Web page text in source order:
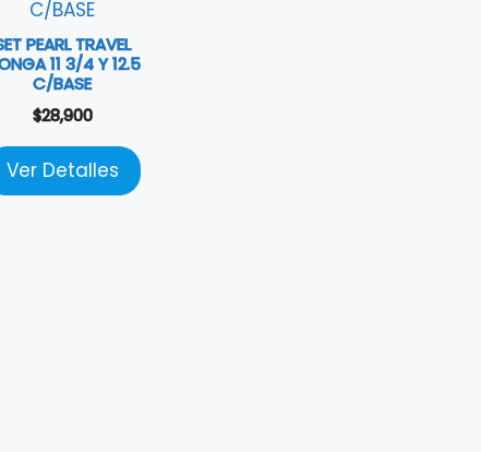
PEARL TRAVEL
11 3/4 Y 12.5
C/BASE
$28,900
Ver Detalles